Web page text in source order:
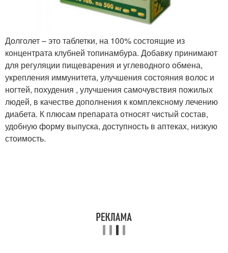
Долголет – это таблетки, на 100% состоящие из
концентрата клубней топинамбура. Добавку принимают
для регуляции пищеварения и углеводного обмена,
укрепления иммунитета, улучшения состояния волос и
ногтей, похудения , улучшения самочувствия пожилых
людей, в качестве дополнения к комплексному лечению
диабета. К плюсам препарата относят чистый состав,
удобную форму выпуска, доступность в аптеках, низкую
стоимость.